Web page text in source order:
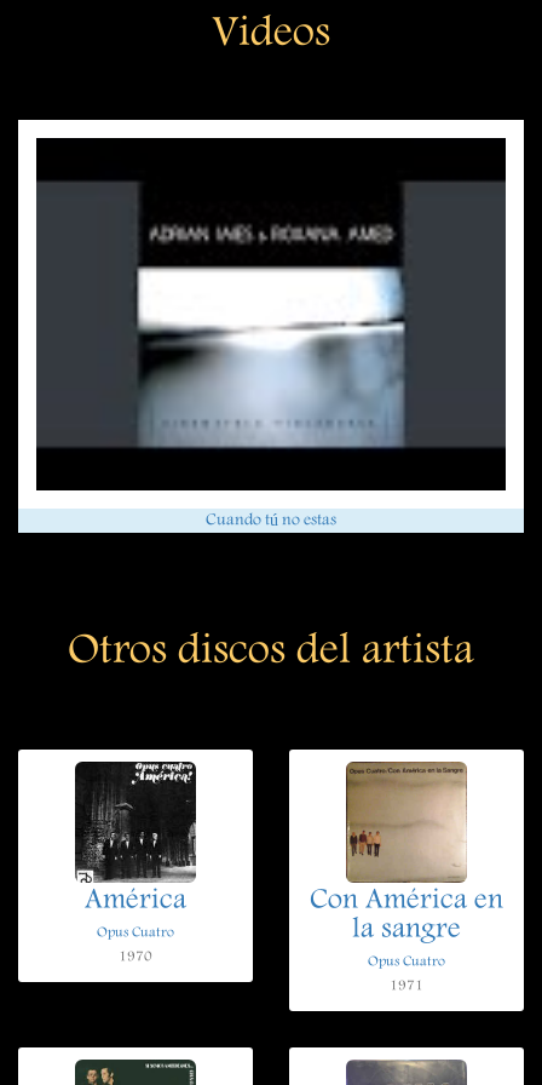
Videos
Cuando tú no estas
Otros discos del artista
América
Opus Cuatro
1970
Con América en
la sangre
Opus Cuatro
1971